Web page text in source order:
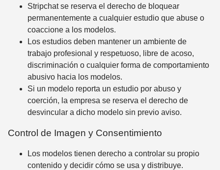
Stripchat se reserva el derecho de bloquear
permanentemente a cualquier estudio que abuse o
coaccione a los modelos.
Los estudios deben mantener un ambiente de
trabajo profesional y respetuoso, libre de acoso,
discriminación o cualquier forma de comportamiento
abusivo hacia los modelos.
Si un modelo reporta un estudio por abuso y
coerción, la empresa se reserva el derecho de
desvincular a dicho modelo sin previo aviso.
Control de Imagen y Consentimiento
Los modelos tienen derecho a controlar su propio
contenido y decidir cómo se usa y distribuye.